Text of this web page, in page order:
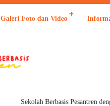
Galeri Foto dan Video
Sekolah Berbasis Pesantren